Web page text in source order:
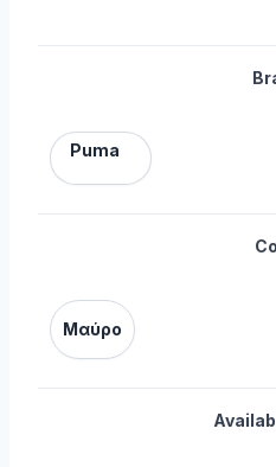
Puma
Μαύρο